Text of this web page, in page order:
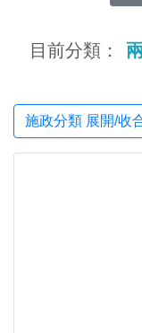
目前分類：
施政分類 展開/收